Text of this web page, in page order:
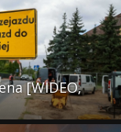
[WIDEO,